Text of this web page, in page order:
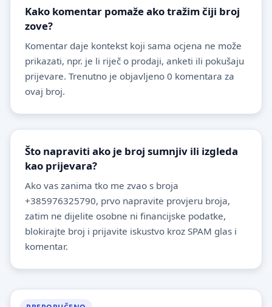
Kako komentar pomaže ako tražim čiji broj
zove?
Komentar daje kontekst koji sama ocjena ne može
prikazati, npr. je li riječ o prodaji, anketi ili pokušaju
prijevare. Trenutno je objavljeno 0 komentara za
ovaj broj.
Što napraviti ako je broj sumnjiv ili izgleda
kao prijevara?
Ako vas zanima tko me zvao s broja
+385976325790, prvo napravite provjeru broja,
zatim ne dijelite osobne ni financijske podatke,
blokirajte broj i prijavite iskustvo kroz SPAM glas i
komentar.